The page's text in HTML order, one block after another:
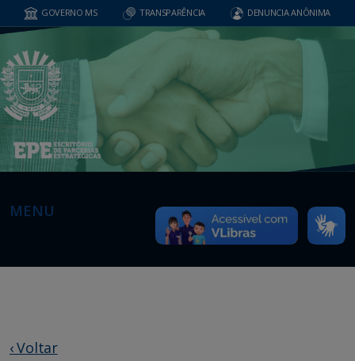
GOVERNO MS TRANSPARÊNCIA DENUNCIA ANÔNIMA
MENU
‹ Voltar